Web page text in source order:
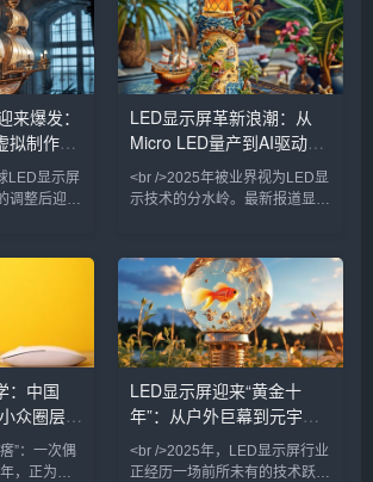
技术下
动终端售价
与此同时，
重磅消息：
安光电宣
片的巨量转
，这一
米，亮度达到10,000尼特，功
耗较传统OLED降低40%。更关
键的是，此前困扰行业的巨量转
移良率问题已从99.9%提升至
99.99%，这意味着Micro LED
电视价格有望在两年内下探至万
元级。与此同时，国内厂商利亚
来爆发：
拟制作，
市场
LED显示屏
调整后迎来
增长背后，
赁、商业显
场景的需求
、惠州等地
单排产已至
链上下游
得注意的
以下）产
LED显示屏革新浪潮：从
Micro LED量产到AI驱动的
户外广告新纪元
<br />2025年被业界视为LED显
示技术的分水岭。最新报道显
基于Micro LED技术的透明显示
屏与可拉伸柔性屏，其中三星发
布的110英寸无边框Micro LED
电视，像素间距已缩小至0.4毫
米以下，峰值亮度突破4000尼
特。与此同时，国内龙头企业利
亚德与洲明科技宣布，其Micro
LED芯片巨量转移良率已提升至
：中国
众圈层走
”：一次偶
，正为生
LED显示屏迎来“黄金十
年”：从户外巨幕到元宇宙
入口，技术革命重塑百亿市
场
<br />2025年，LED显示屏行业
正经历一场前所未有的技术跃